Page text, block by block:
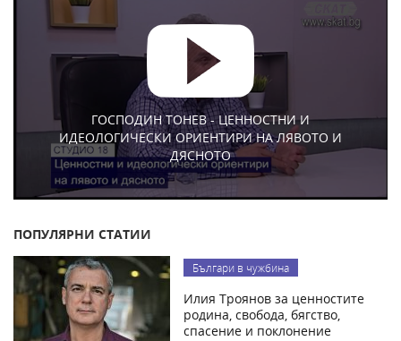
ГОСПОДИН ТОНЕВ - ЦЕННОСТНИ И
ИДЕОЛОГИЧЕСКИ ОРИЕНТИРИ НА ЛЯВОТО И
ДЯСНОТО
ПОПУЛЯРНИ СТАТИИ
Българи в чужбина
Илия Троянов за ценностите
родина, свобода, бягство,
спасение и поклонение